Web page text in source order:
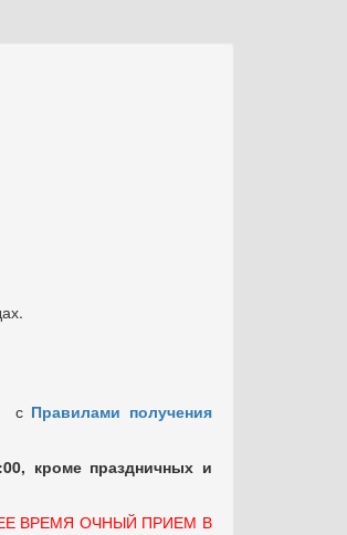
с Правилами получения
кроме праздничных и
ВРЕМЯ ОЧНЫЙ ПРИЕМ В